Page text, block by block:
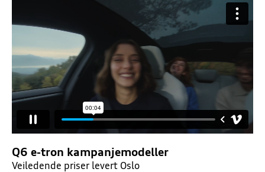
Q6 e-tron kampanjemodeller
Veiledende priser levert Oslo